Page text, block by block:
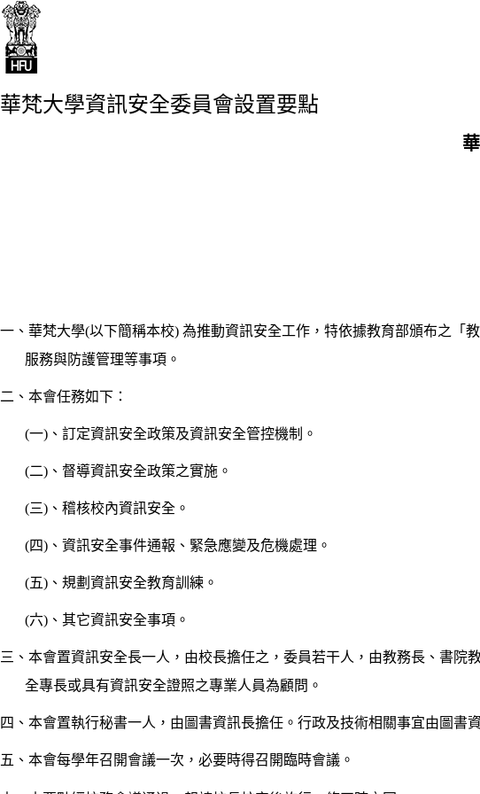
華梵大學資訊安全委員會設置要點
一、華梵大學(以下簡稱本校) 為推動資訊安全工作，特依據教育部頒布之「
服務與防護管理等事項。
二、本會任務如下：
(一)、訂定資訊安全政策及資訊安全管控機制。
(二)、督導資訊安全政策之實施。
(三)、稽核校內資訊安全。
(四)、資訊安全事件通報、緊急應變及危機處理。
(五)、規劃資訊安全教育訓練。
(六)、其它資訊安全事項。
三、 本會置資訊安全長一人，由校長擔任之，委員若干人，由教務長、書
全專長或具有資訊安全證照之專業人員為顧問。
四、本會置執行秘書一人，由圖書資訊長擔任。行政及技術相關事宜由圖書
五、本會每學年召開會議一次，必要時得召開臨時會議。